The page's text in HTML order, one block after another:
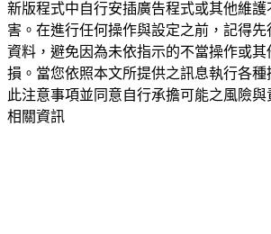
新版程式中自行安插廣告程式或其他維
害。在進行任何操作與設定之前，記得
資料，避免因為未依指示的不當操作或
損。當您依照本文所提供之訊息執行各
此注意事項並同意自行承擔可能之風險與
相關資訊